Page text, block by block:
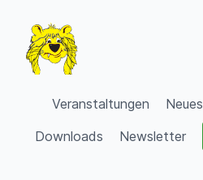
VVV Burgdorf
Veranstaltungen Neues
Downloads
Newsletter